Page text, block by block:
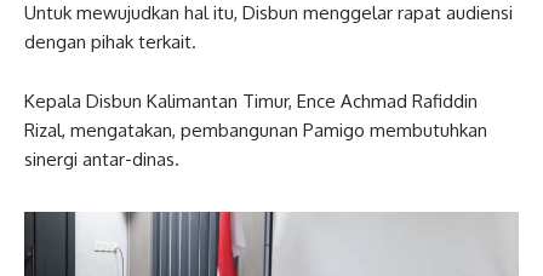
Untuk mewujudkan hal itu, Disbun menggelar rapat audiensi
dengan pihak terkait.
Kepala Disbun Kalimantan Timur, Ence Achmad Rafiddin
Rizal, mengatakan, pembangunan Pamigo membutuhkan
sinergi antar-dinas.